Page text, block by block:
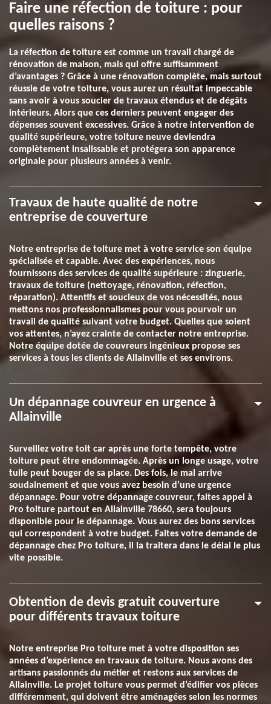
Faire une réfection de toiture : pour
quelles raisons ?
La réfection de toiture est comme un travail chargé de
rénovation de maison, mais qui offre suffisamment
d’avantages ? Grâce à une rénovation complète, mais surtout
réussie de votre toiture, vous aurez un résultat impeccable
sans avoir à vous soucier de travaux étendus et de dégâts
intérieurs. Alors que ces derniers peuvent engager des
dépenses souvent excessives. Grâce à notre intervention de
qualité supérieure, votre toiture neuve deviendra
complètement insalissable et protégera son apparence
originale pour plusieurs années à venir.
Travaux de haute qualité de notre
entreprise de couverture
Notre entreprise de toiture met à votre service son équipe
spécialisée et capable. Avec des expériences, nous
fournissons des services de qualité supérieure : zinguerie,
travaux de toiture (nettoyage, rénovation, réfection,
réparation). Attentifs et soucieux de vos nécessités, nous
mettons nos professionnalismes pour vous pourvoir un
travail de qualité suivant votre budget. Quelles que soient
vos attentes, n’ayez crainte de contacter notre entreprise.
Notre équipe dotée de couvreurs ingénieux propose ses
services à tous les clients de Allainville et ses environs.
Un dépannage couvreur en urgence à
Allainville
Surveillez votre toit car après une forte tempête, votre
toiture peut être endommagée. Après un longe usage, votre
tuile peut bouger de sa place. Des fois, le mal arrive
soudainement et que vous avez besoin d’une urgence
dépannage. Pour votre dépannage couvreur, faites appel à
Pro toiture partout en Allainville 78660, sera toujours
disponible pour le dépannage. Vous aurez des bons services
qui correspondent à votre budget. Faites votre demande de
dépannage chez Pro toiture, il la traitera dans le délai le plus
vite possible.
Obtention de devis gratuit couverture
pour différents travaux toiture
Notre entreprise Pro toiture met à votre disposition ses
années d’expérience en travaux de toiture. Nous avons des
artisans passionnés du métier et restons aux services de
Allainville. Le projet toiture vous permet d’édifier vos pièces
différemment, qui doivent être aménagées selon les normes